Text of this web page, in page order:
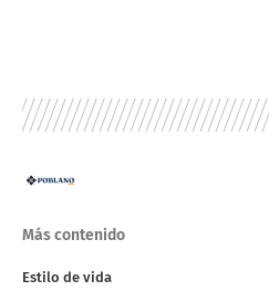
Más contenido
Estilo de vida